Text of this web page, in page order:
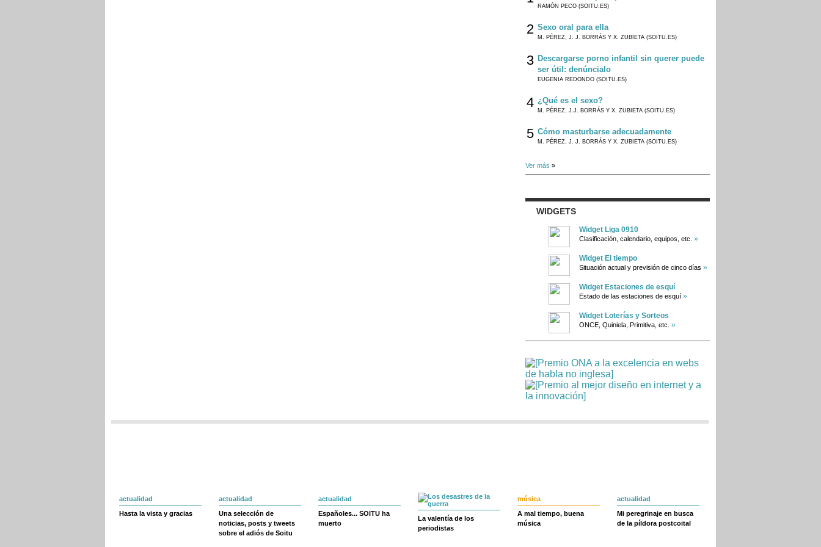
RAMÓN PECO (SOITU.ES)
2 Sexo oral para ella
M. PÉREZ, J. J. BORRÁS Y X. ZUBIETA (SOITU.ES)
3 Descargarse porno infantil sin querer puede
ser útil: denúncialo
EUGENIA REDONDO (SOITU.ES)
4 ¿Qué es el sexo?
M. PÉREZ, J.J. BORRÁS Y X. ZUBIETA (SOITU.ES)
5 Cómo masturbarse adecuadamente
M. PÉREZ, J. J. BORRÁS Y X. ZUBIETA (SOITU.ES)
Ver más »
WIDGETS
Widget Liga 0910
Clasificación, calendario, equipos, etc. »
Widget El tiempo
Situación actual y previsión de cinco días »
Widget Estaciones de esquí
Estado de las estaciones de esquí »
Widget Loterías y Sorteos
ONCE, Quiniela, Primitiva, etc. »
actualidad
Hasta la vista y gracias
actualidad
Una selección de
noticias, posts y tweets
sobre el adiós de Soitu
actualidad
Españoles... SOITU ha
muerto
La valentía de los
periodistas
música
A mal tiempo, buena
música
actualidad
Mi peregrinaje en busca
de la píldora postcoital